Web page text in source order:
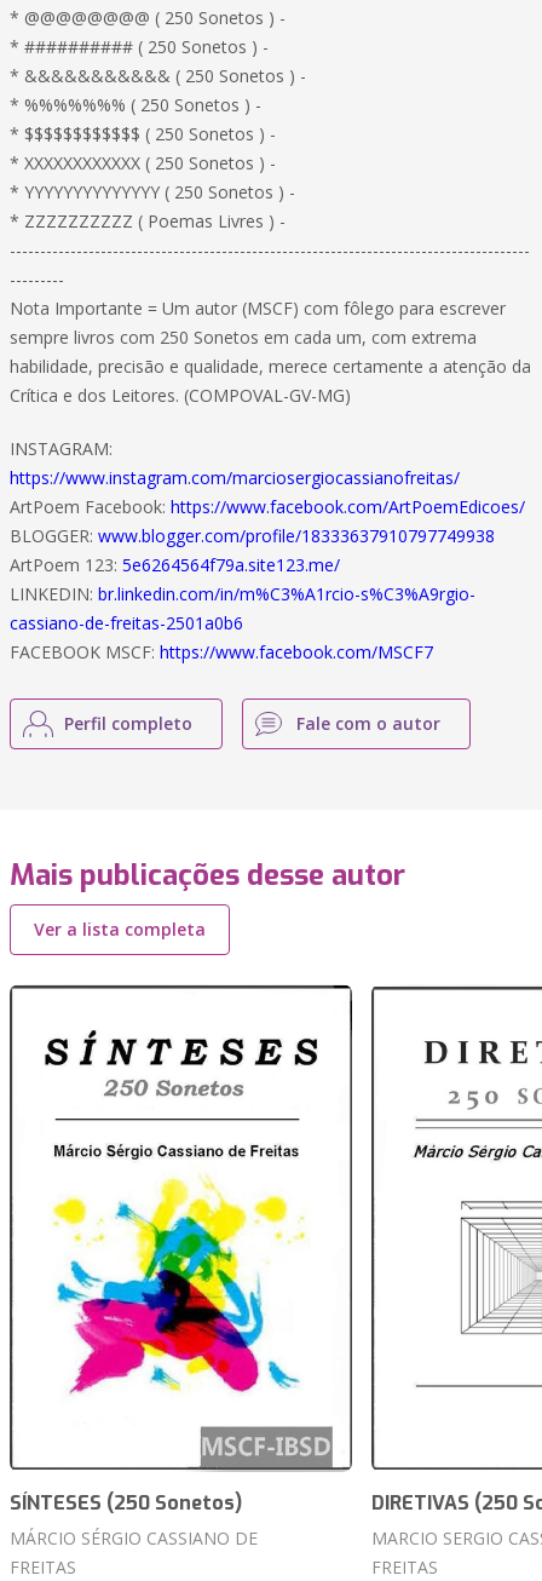
* @@@@@@@@ ( 250 Sonetos ) -
* ########## ( 250 Sonetos ) -
* &&&&&&&&&&& ( 250 Sonetos ) -
* %%%%%%% ( 250 Sonetos ) -
* $$$$$$$$$$$$ ( 250 Sonetos ) -
* XXXXXXXXXXXX ( 250 Sonetos ) -
* YYYYYYYYYYYYYY ( 250 Sonetos ) -
* ZZZZZZZZZZ ( Poemas Livres ) -
--------------------------------------------------------------------------------------
---------
Nota Importante = Um autor (MSCF) com fôlego para escrever
sempre livros com 250 Sonetos em cada um, com extrema
habilidade, precisão e qualidade, merece certamente a atenção da
Crítica e dos Leitores. (COMPOVAL-GV-MG)
INSTAGRAM:
https://www.instagram.com/marciosergiocassianofreitas/
ArtPoem Facebook: https://www.facebook.com/ArtPoemEdicoes/
BLOGGER: www.blogger.com/profile/18333637910797749938
ArtPoem 123: 5e6264564f79a.site123.me/
LINKEDIN: br.linkedin.com/in/m%C3%A1rcio-s%C3%A9rgio-
cassiano-de-freitas-2501a0b6
FACEBOOK MSCF: https://www.facebook.com/MSCF7
Perfil completo Fale com o autor
Mais publicações desse autor
Ver a lista completa
SÍNTESES (250 Sonetos)
MÁRCIO SÉRGIO CASSIANO DE
FREITAS
DIRETIVAS (250
MARCIO SERGIO
FREITAS